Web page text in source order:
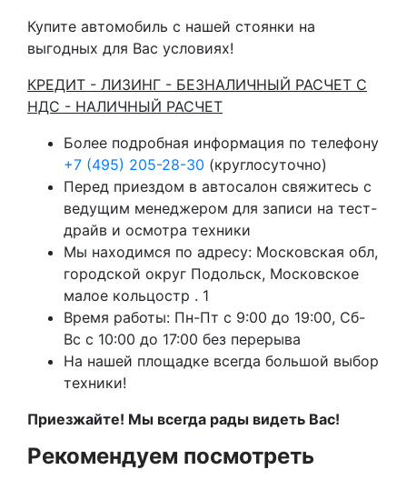
Купите автомобиль с нашей стоянки на
выгодных для Вас условиях!
КРЕДИТ - ЛИЗИНГ - БЕЗНАЛИЧНЫЙ РАСЧЕТ С
НДС - НАЛИЧНЫЙ РАСЧЕТ
Более подробная информация по телефону
+7 (495) 205-28-30 (круглосуточно)
Перед приездом в автосалон свяжитесь с
ведущим менеджером для записи на тест-
драйв и осмотра техники
Мы находимся по адресу: Московская обл,
городской округ Подольск, Московское
малое кольцостр . 1
Время работы: Пн-Пт с 9:00 до 19:00, Сб-
Вс с 10:00 до 17:00 без перерыва
На нашей площадке всегда большой выбор
техники!
Приезжайте! Мы всегда рады видеть Вас!
Рекомендуем посмотреть